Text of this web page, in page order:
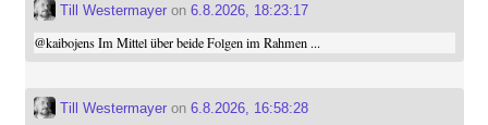
Till Westermayeron 6.8.2026, 18:23:17
@kaibojensIm Mittel über beide Folgen im Rahmen ...
Till Westermayeron 6.8.2026, 16:58:28